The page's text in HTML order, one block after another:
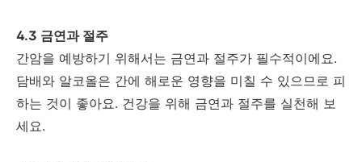
4.3 금연과 절주
간암을 예방하기 위해서는 금연과 절주가 필수적이에요.
담배와 알코올은 간에 해로운 영향을 미칠 수 있으므로 피
하는 것이 좋아요. 건강을 위해 금연과 절주를 실천해 보
세요.